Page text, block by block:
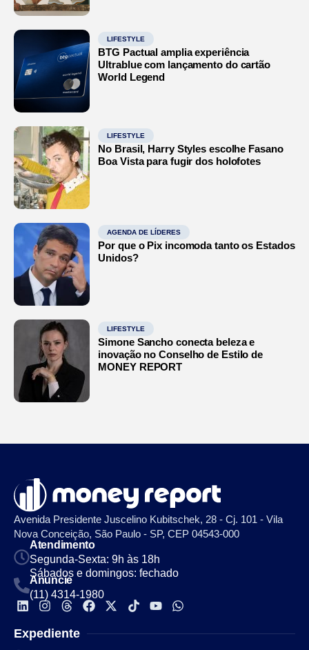
LIFESTYLE
BTG Pactual amplia experiência
Ultrablue com lançamento do cartão
World Legend
LIFESTYLE
No Brasil, Harry Styles escolhe Fasano
Boa Vista para fugir dos holofotes
AGENDA DE LÍDERES
Por que o Pix incomoda tanto os Estados
Unidos?
LIFESTYLE
Simone Sancho conecta beleza e
inovação no Conselho de Estilo de
MONEY REPORT
Avenida Presidente Juscelino Kubitschek, 28 - Cj. 101 - Vila
Nova Conceição, São Paulo - SP, CEP 04543-000
Atendimento
Segunda-Sexta: 9h às 18h
Sábados e domingos: fechado
Anuncie
(11) 4314-1980
Expediente